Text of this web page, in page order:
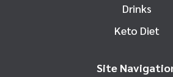
Drinks
Keto Diet
Site